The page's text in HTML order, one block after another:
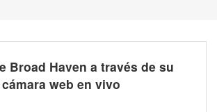
Broad Haven a través de su
cámara web en vivo